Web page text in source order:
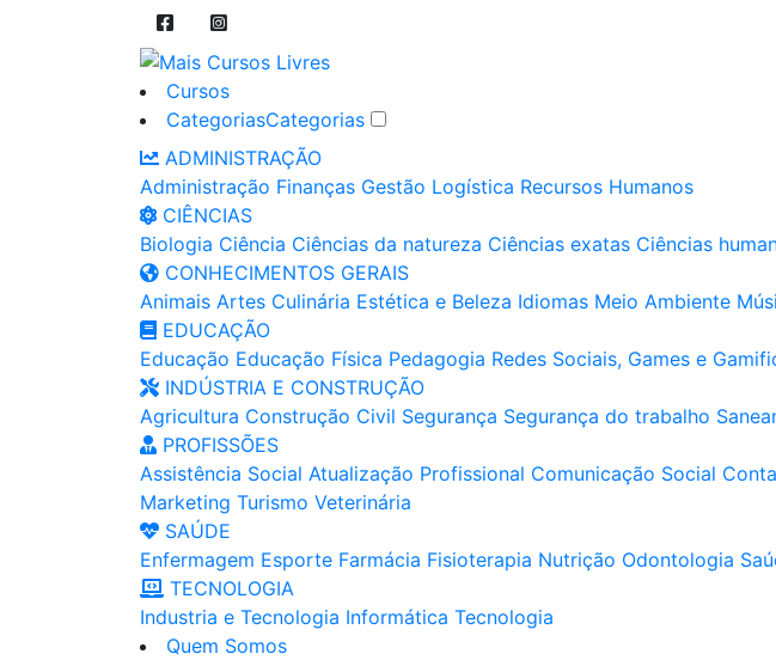
Cursos
CategoriasCategorias
ADMINISTRAÇÃO
Administração Finanças Gestão Logística Recursos Humanos
CIÊNCIAS
Biologia Ciência Ciências da natureza Ciências exatas Ciências
CONHECIMENTOS GERAIS
Animais Artes Culinária Estética e Beleza Idiomas Meio Ambiente
EDUCAÇÃO
Educação Educação Física Pedagogia Redes Sociais, Games e
INDÚSTRIA E CONSTRUÇÃO
Agricultura Construção Civil Segurança Segurança do trabalho
PROFISSÕES
Assistência Social Atualização Profissional Comunicação Social
Marketing Turismo Veterinária
SAÚDE
Enfermagem Esporte Farmácia Fisioterapia Nutrição Odontologia
TECNOLOGIA
Industria e Tecnologia Informática Tecnologia
Quem Somos